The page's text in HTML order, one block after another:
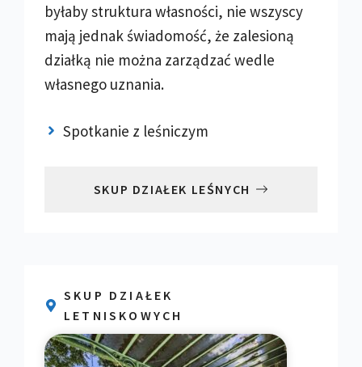
byłaby struktura własności, nie wszyscy
mają jednak świadomość, że zalesioną
działką nie można zarządzać wedle
własnego uznania.
Spotkanie z leśniczym
SKUP DZIAŁEK LEŚNYCH
SKUP DZIAŁEK
LETNISKOWYCH